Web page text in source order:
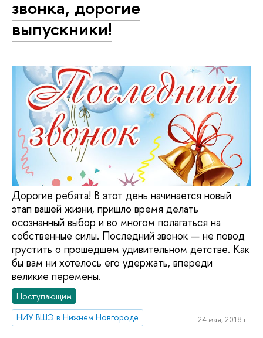
звонка, дорогие
выпускники!
Дорогие ребята! В этот день начинается новый
этап вашей жизни, пришло время делать
осознанный выбор и во многом полагаться на
собственные силы. Последний звонок — не повод
грустить о прошедшем удивительном детстве. Как
бы вам ни хотелось его удержать, впереди
великие перемены.
Поступающим
НИУ ВШЭ в Нижнем Новгороде
24 мая, 2018 г.